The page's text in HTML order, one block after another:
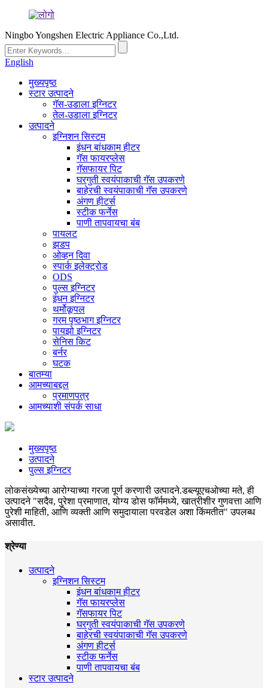
Ningbo Yongshen Electric Appliance Co.,Ltd.
English
मुख्यपृष्ठ
स्टार उत्पादने
गॅस-उडाला इग्निटर
तेल-उडाला इग्निटर
उत्पादने
इग्निशन सिस्टम
इंधन बांधकाम हीटर
गॅस फायरप्लेस
गॅसफायर पिट
घरगुती स्वयंपाकाची गॅस उपकरणे
बाहेरची स्वयंपाकाची गॅस उपकरणे
अंगण हीटर्स
स्टीक फर्नेस
पाणी तापवायचा बंब
पायलट
झडप
ओव्हन दिवा
स्पार्क इलेक्ट्रोड
ODS
पुल्स इग्निटर
इंधन इग्निटर
थर्मोकूपल
गरम पृष्ठभाग इग्निटर
पायझो इग्निटर
सेनिस किट
बर्नर
घटक
बातम्या
आमच्याबद्दल
प्रमाणपत्र
आमच्याशी संपर्क साधा
मुख्यपृष्ठ
उत्पादने
पुल्स इग्निटर
लोकसंख्येच्या आरोग्याच्या गरजा पूर्ण करणारी उत्पादने.डब्ल्यूएचओच्या मते, ही
उत्पादने "सदैव, पुरेशा प्रमाणात, योग्य डोस फॉर्ममध्ये, खात्रीशीर गुणवत्ता आणि
पुरेशी माहिती, आणि व्यक्ती आणि समुदायाला परवडेल अशा किंमतीत" उपलब्ध
असावीत.
श्रेण्या
उत्पादने
इग्निशन सिस्टम
इंधन बांधकाम हीटर
गॅस फायरप्लेस
गॅसफायर पिट
घरगुती स्वयंपाकाची गॅस उपकरणे
बाहेरची स्वयंपाकाची गॅस उपकरणे
अंगण हीटर्स
स्टीक फर्नेस
पाणी तापवायचा बंब
स्टार उत्पादने